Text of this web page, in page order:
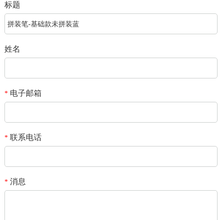
标题
姓名
*电子邮箱
*联系电话
*消息